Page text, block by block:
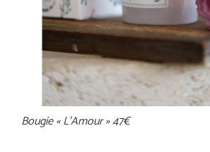
Bougie « L’Amour » 47€